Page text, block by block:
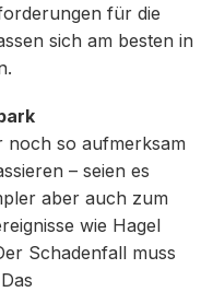
für die
sich am besten in
noch so aufmerksam
– seien es
aber auch zum
wie Hagel
Schadenfall muss